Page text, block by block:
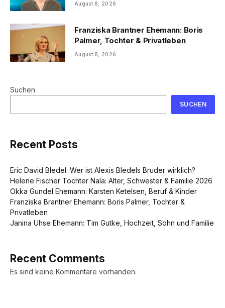
August 8, 2026
Franziska Brantner Ehemann: Boris
Palmer, Tochter & Privatleben
August 8, 2026
Suchen
SUCHEN
Recent Posts
Eric David Bledel: Wer ist Alexis Bledels Bruder wirklich?
Helene Fischer Tochter Nala: Alter, Schwester & Familie 2026
Okka Gundel Ehemann: Karsten Ketelsen, Beruf & Kinder
Franziska Brantner Ehemann: Boris Palmer, Tochter &
Privatleben
Janina Uhse Ehemann: Tim Gutke, Hochzeit, Sohn und Familie
Recent Comments
Es sind keine Kommentare vorhanden.